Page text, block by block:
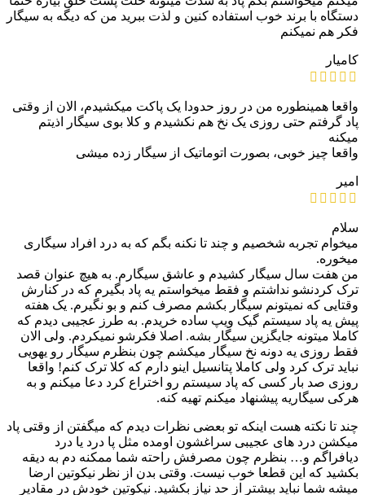
دستگاه با برند خوب استفاده کنین و لذت ببرید من که دیگه به سیگار
فکر هم نمیکنم
کامیار
واقعا همینطوره من در روز حدودا یک پاکت میکشیدم، الان از وقتی
پاد گرفتم حتی روزی یک نخ هم نکشیدم و کلا بوی سیگار اذیتم
میکنه
واقعا چیز خوبی، بصورت اتوماتیک از سیگار زده میشی
امیر
سلام
میخوام تجربه شخصیم و چند تا نکنه بگم که به درد افراد سیگاری
میخوره.
من هفت سال سیگار کشیدم و عاشق سیگارم. به هیچ عنوان قصد
ترک کردنشو نداشتم و فقط میخواستم یه پاد بگیرم که در کنارش
وقتایی که نمیتونم سیگار بکشم مصرف کنم و بو نگیرم. یک هفته
پیش یه پاد سیستم گیک ویپ ساده خریدم. به طرز عجیبی دیدم که
کاملا میتونه جایگزین سیگار بشه. اصلا فکرشو نمیکردم. ولی الان
فقط روزی یه دونه نخ سیگار میکشم چون بنظرم سیگار رو یهویی
نباید ترک کرد ولی کاملا پتانسیل اینو دارم که کلا ترک کنم! واقعا
روزی صد بار کسی که پاد سیستم رو اختراع کرد دعا میکنم و به
هرکی سیگاریه پیشنهاد میکنم تهیه کنه.
چند تا نکته هست اینکه تو بعضی نظرات دیدم که میگفتن از وقتی پاد
میکشن درد های عجیبی سراغشون اومده مثل پا درد یا درد
دیافراگم و… بنظرم چون مصرفش راحته شما ممکنه دم به دیقه
بکشید که این قطعا خوب نیست. وقتی بدن از نظر نیکوتین ارضا
میشه شما نباید بیشتر از حد نیاز بکشید. نیکوتین خودش در مقادیر